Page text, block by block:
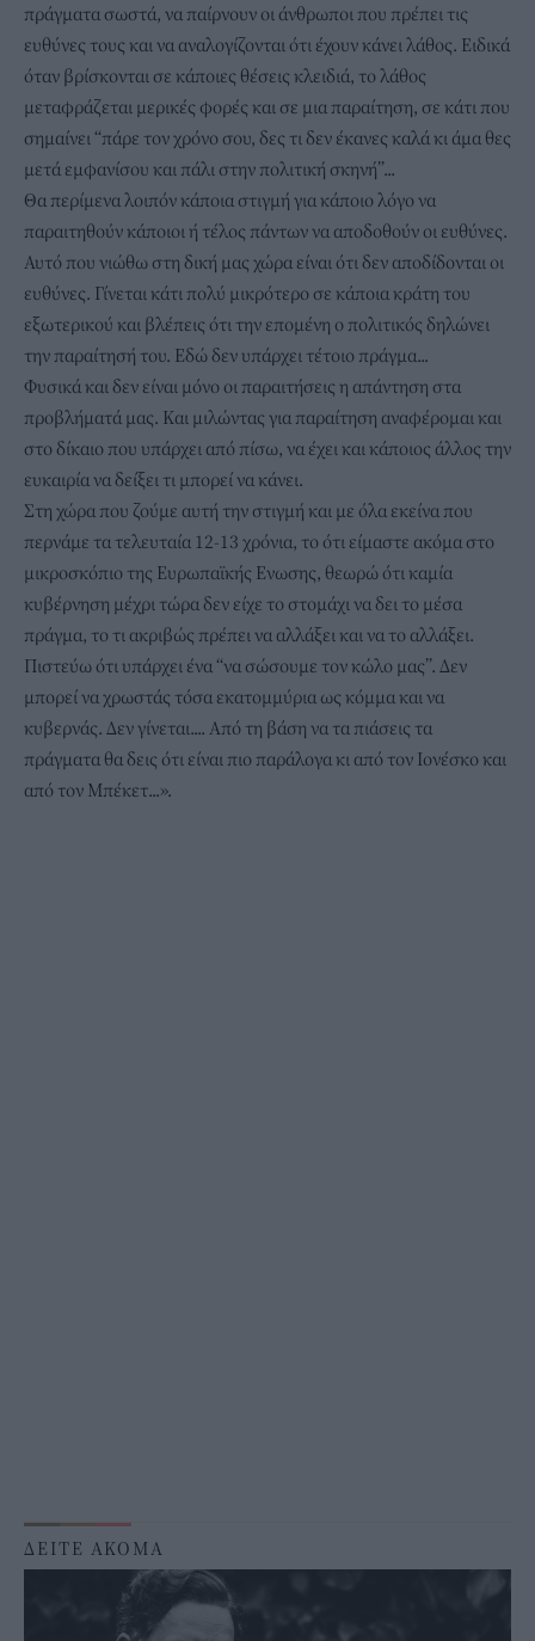
πράγματα σωστά, να παίρνουν οι άνθρωποι που πρέπει τις
ευθύνες τους και να αναλογίζονται ότι έχουν κάνει λάθος. Ειδικά
όταν βρίσκονται σε κάποιες θέσεις κλειδιά, το λάθος
μεταφράζεται μερικές φορές και σε μια παραίτηση, σε κάτι που
σημαίνει “πάρε τον χρόνο σου, δες τι δεν έκανες καλά κι άμα θες
μετά εμφανίσου και πάλι στην πολιτική σκηνή”...
Θα περίμενα λοιπόν κάποια στιγμή για κάποιο λόγο να
παραιτηθούν κάποιοι ή τέλος πάντων να αποδοθούν οι ευθύνες.
Αυτό που νιώθω στη δική μας χώρα είναι ότι δεν αποδίδονται οι
ευθύνες. Γίνεται κάτι πολύ μικρότερο σε κάποια κράτη του
εξωτερικού και βλέπεις ότι την επομένη ο πολιτικός δηλώνει
την παραίτησή του. Εδώ δεν υπάρχει τέτοιο πράγμα...
Φυσικά και δεν είναι μόνο οι παραιτήσεις η απάντηση στα
προβλήματά μας. Και μιλώντας για παραίτηση αναφέρομαι και
στο δίκαιο που υπάρχει από πίσω, να έχει και κάποιος άλλος την
ευκαιρία να δείξει τι μπορεί να κάνει.
Στη χώρα που ζούμε αυτή την στιγμή και με όλα εκείνα που
περνάμε τα τελευταία 12-13 χρόνια, το ότι είμαστε ακόμα στο
μικροσκόπιο της Ευρωπαϊκής Ενωσης, θεωρώ ότι καμία
κυβέρνηση μέχρι τώρα δεν είχε το στομάχι να δει το μέσα
πράγμα, το τι ακριβώς πρέπει να αλλάξει και να το αλλάξει.
Πιστεύω ότι υπάρχει ένα “να σώσουμε τον κώλο μας”. Δεν
μπορεί να χρωστάς τόσα εκατομμύρια ως κόμμα και να
κυβερνάς. Δεν γίνεται.... Από τη βάση να τα πιάσεις τα
πράγματα θα δεις ότι είναι πιο παράλογα κι από τον Ιονέσκο και
από τον Μπέκετ...».
ΔΕΙΤΕ ΑΚΟΜΑ